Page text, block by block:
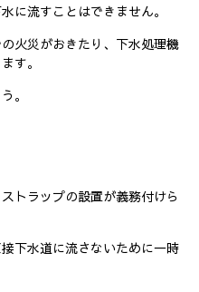
に流すことはできません。
火災がおきたり、下水処理機
す。
。
トラップの設置が義務付けら
下水道に流さないために一時